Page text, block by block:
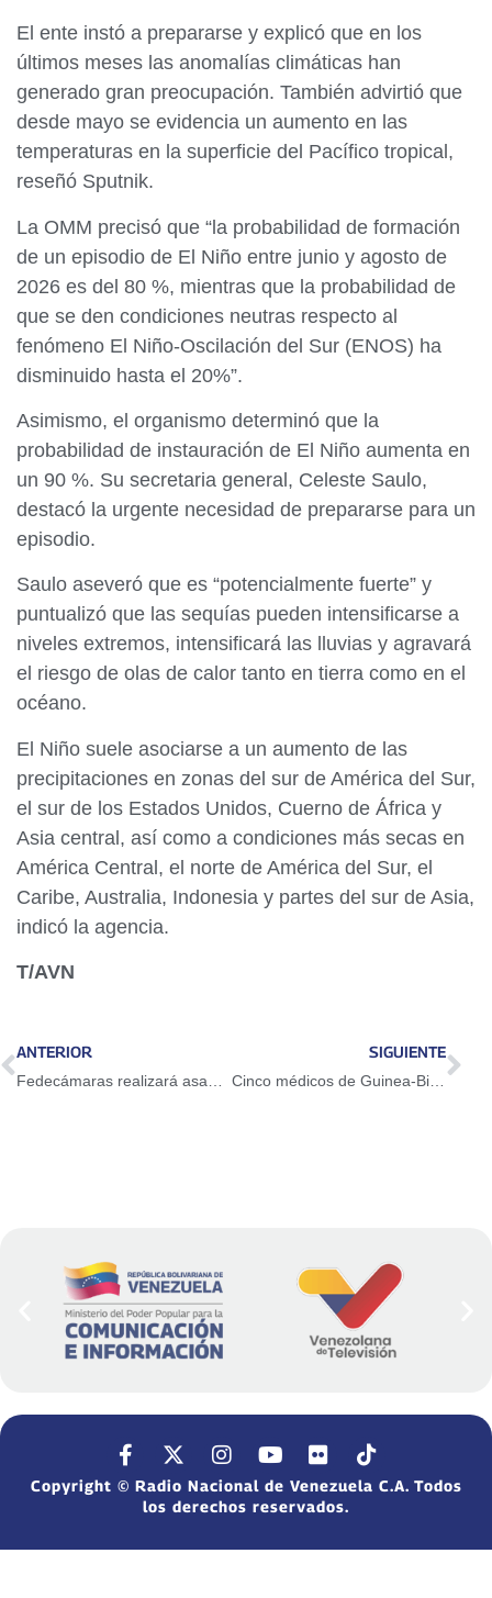
El ente instó a prepararse y explicó que en los
últimos meses las anomalías climáticas han
generado gran preocupación. También advirtió que
desde mayo se evidencia un aumento en las
temperaturas en la superficie del Pacífico tropical,
reseñó Sputnik.
La OMM precisó que “la probabilidad de formación
de un episodio de El Niño entre junio y agosto de
2026 es del 80 %, mientras que la probabilidad de
que se den condiciones neutras respecto al
fenómeno El Niño-Oscilación del Sur (ENOS) ha
disminuido hasta el 20%”.
Asimismo, el organismo determinó que la
probabilidad de instauración de El Niño aumenta en
un 90 %. Su secretaria general, Celeste Saulo,
destacó la urgente necesidad de prepararse para un
episodio.
Saulo aseveró que es “potencialmente fuerte” y
puntualizó que las sequías pueden intensificarse a
niveles extremos, intensificará las lluvias y agravará
el riesgo de olas de calor tanto en tierra como en el
océano.
El Niño suele asociarse a un aumento de las
precipitaciones en zonas del sur de América del Sur,
el sur de los Estados Unidos, Cuerno de África y
Asia central, así como a condiciones más secas en
América Central, el norte de América del Sur, el
Caribe, Australia, Indonesia y partes del sur de Asia,
indicó la agencia.
T/AVN
ANTERIOR SIGUIENTE
Cinco médicos de Guinea-Bisáu culminan postgrados en Venezuela
Copyright © Radio Nacional de Venezuela C.A. Todos
los derechos reservados.